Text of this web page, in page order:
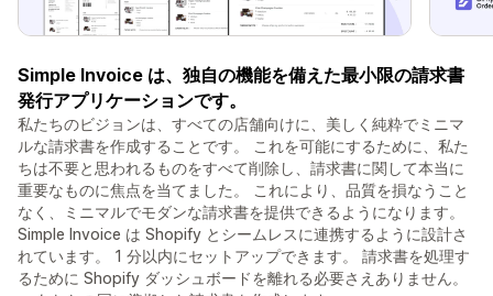
Simple Invoice は、独自の機能を備えた最小限の請求書
発行アプリケーションです。
私たちのビジョンは、すべての店舗向けに、美しく純粋でミニマ
ルな請求書を作成することです。 これを可能にするために、私た
ちは不要と思われるものをすべて削除し、請求書に関して本当に
重要なものに焦点を当てました。 これにより、品質を損なうこと
なく、ミニマルでモダンな請求書を提供できるようになります。
Simple Invoice は Shopify とシームレスに連携するように設計さ
れています。 1 分以内にセットアップできます。 請求書を処理す
るために Shopify ダッシュボードを離れる必要さえありません。